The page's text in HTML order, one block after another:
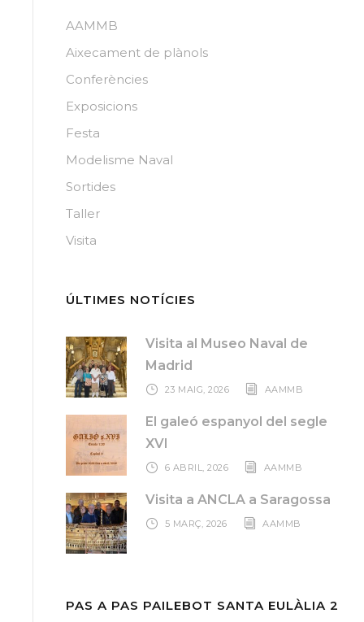
AAMMB
Aixecament de plànols
Conferències
Exposicions
Festa
Modelisme Naval
Sortides
Taller
Visita
ÚLTIMES NOTÍCIES
Visita al Museo Naval de
Madrid
23 MAIG, 2026 AAMMB
El galeó espanyol del segle
XVI
6 ABRIL, 2026 AAMMB
Visita a ANCLA a Saragossa
5 MARÇ, 2026 AAMMB
PAS A PAS PAILEBOT SANTA EULÀLIA 2